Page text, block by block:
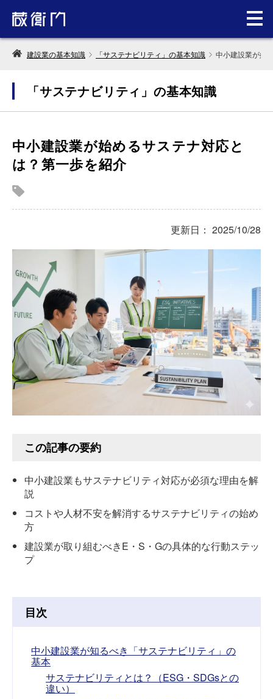
建設業の基本知識 「サステナビリティ」の基本知識 中小建設業が始
「サステナビリティ」の基本知識
中小建設業が始めるサステナ対応と
は？第一歩を紹介
更新日： 2025/10/28
この記事の要約
中小建設業もサステナビリティ対応が必須な理由を解
説
コストや人材不安を解消するサステナビリティの始め
方
建設業が取り組むべきE・S・Gの具体的な行動ステッ
プ
目次
中小建設業が知るべき「サステナビリティ」の
基本
サステナビリティとは？（ESG・SDGsとの
違い）